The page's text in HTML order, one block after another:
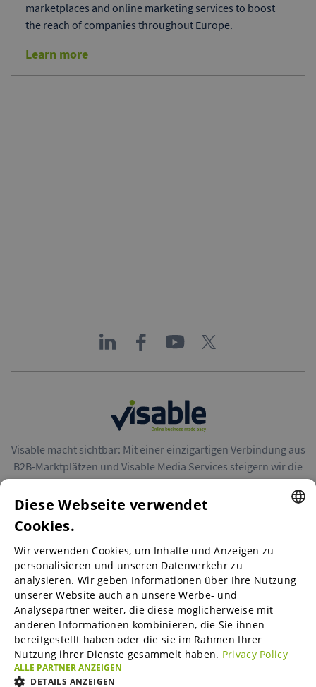
marketplaces and online marketing services to boost
the reach of companies throughout Europe.
Learn more
Visable macht sichtbar: Mit einer einzigartigen Verbindung aus
B2B-Marktplätzen und Visable Media Services steigern wir die
Reichweite von Unternehmen in Europa.
B2B-Marktplätze
Visable Media Services
Mittelstands-Monitor
ENGLISH
GERMAN
SPANISH
FRENCH
ITALIAN
Diese Webseite verwendet
Cookies.
Wir verwenden Cookies, um Inhalte und Anzeigen zu
personalisieren und unseren Datenverkehr zu
analysieren. Wir geben Informationen über Ihre Nutzung
unserer Website auch an unsere Werbe- und
Analysepartner weiter, die diese möglicherweise mit
anderen Informationen kombinieren, die Sie ihnen
bereitgestellt haben oder die sie im Rahmen Ihrer
Nutzung ihrer Dienste gesammelt haben. Privacy Policy
ALLE PARTNER ANZEIGEN
DETAILS ANZEIGEN